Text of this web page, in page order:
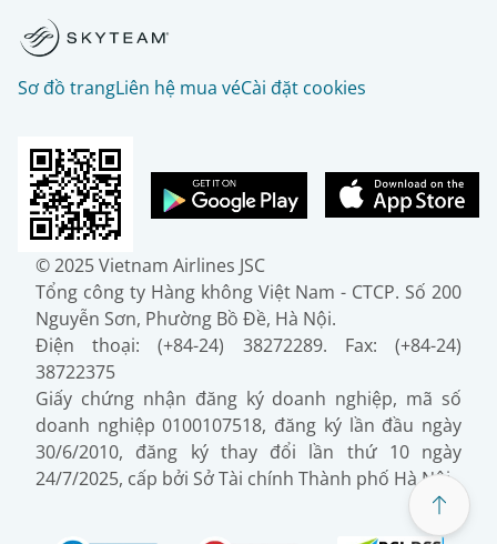
Sơ đồ trangLiên hệ mua véCài đặt cookies
© 2025 Vietnam Airlines JSC
Tổng công ty Hàng không Việt Nam - CTCP. Số 200
Nguyễn Sơn, Phường Bồ Đề, Hà Nội.
Điện thoại: (+84-24) 38272289. Fax: (+84-24)
38722375
Giấy chứng nhận đăng ký doanh nghiệp, mã số
doanh nghiệp 0100107518, đăng ký lần đầu ngày
30/6/2010, đăng ký thay đổi lần thứ 10 ngày
24/7/2025, cấp bởi Sở Tài chính Thành phố Hà Nội.